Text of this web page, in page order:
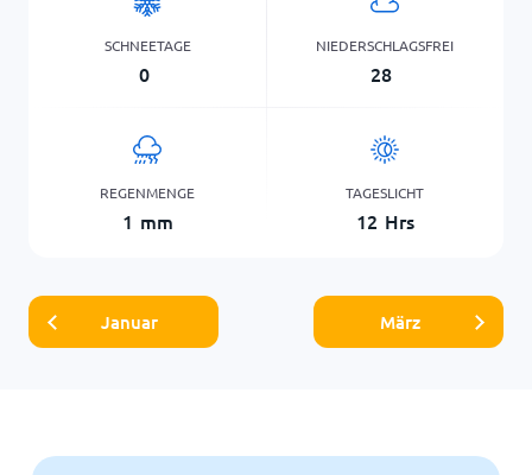
SCHNEETAGE
0
NIEDERSCHLAGSFREI
28
REGENMENGE
1 mm
TAGESLICHT
12 Hrs
Januar März